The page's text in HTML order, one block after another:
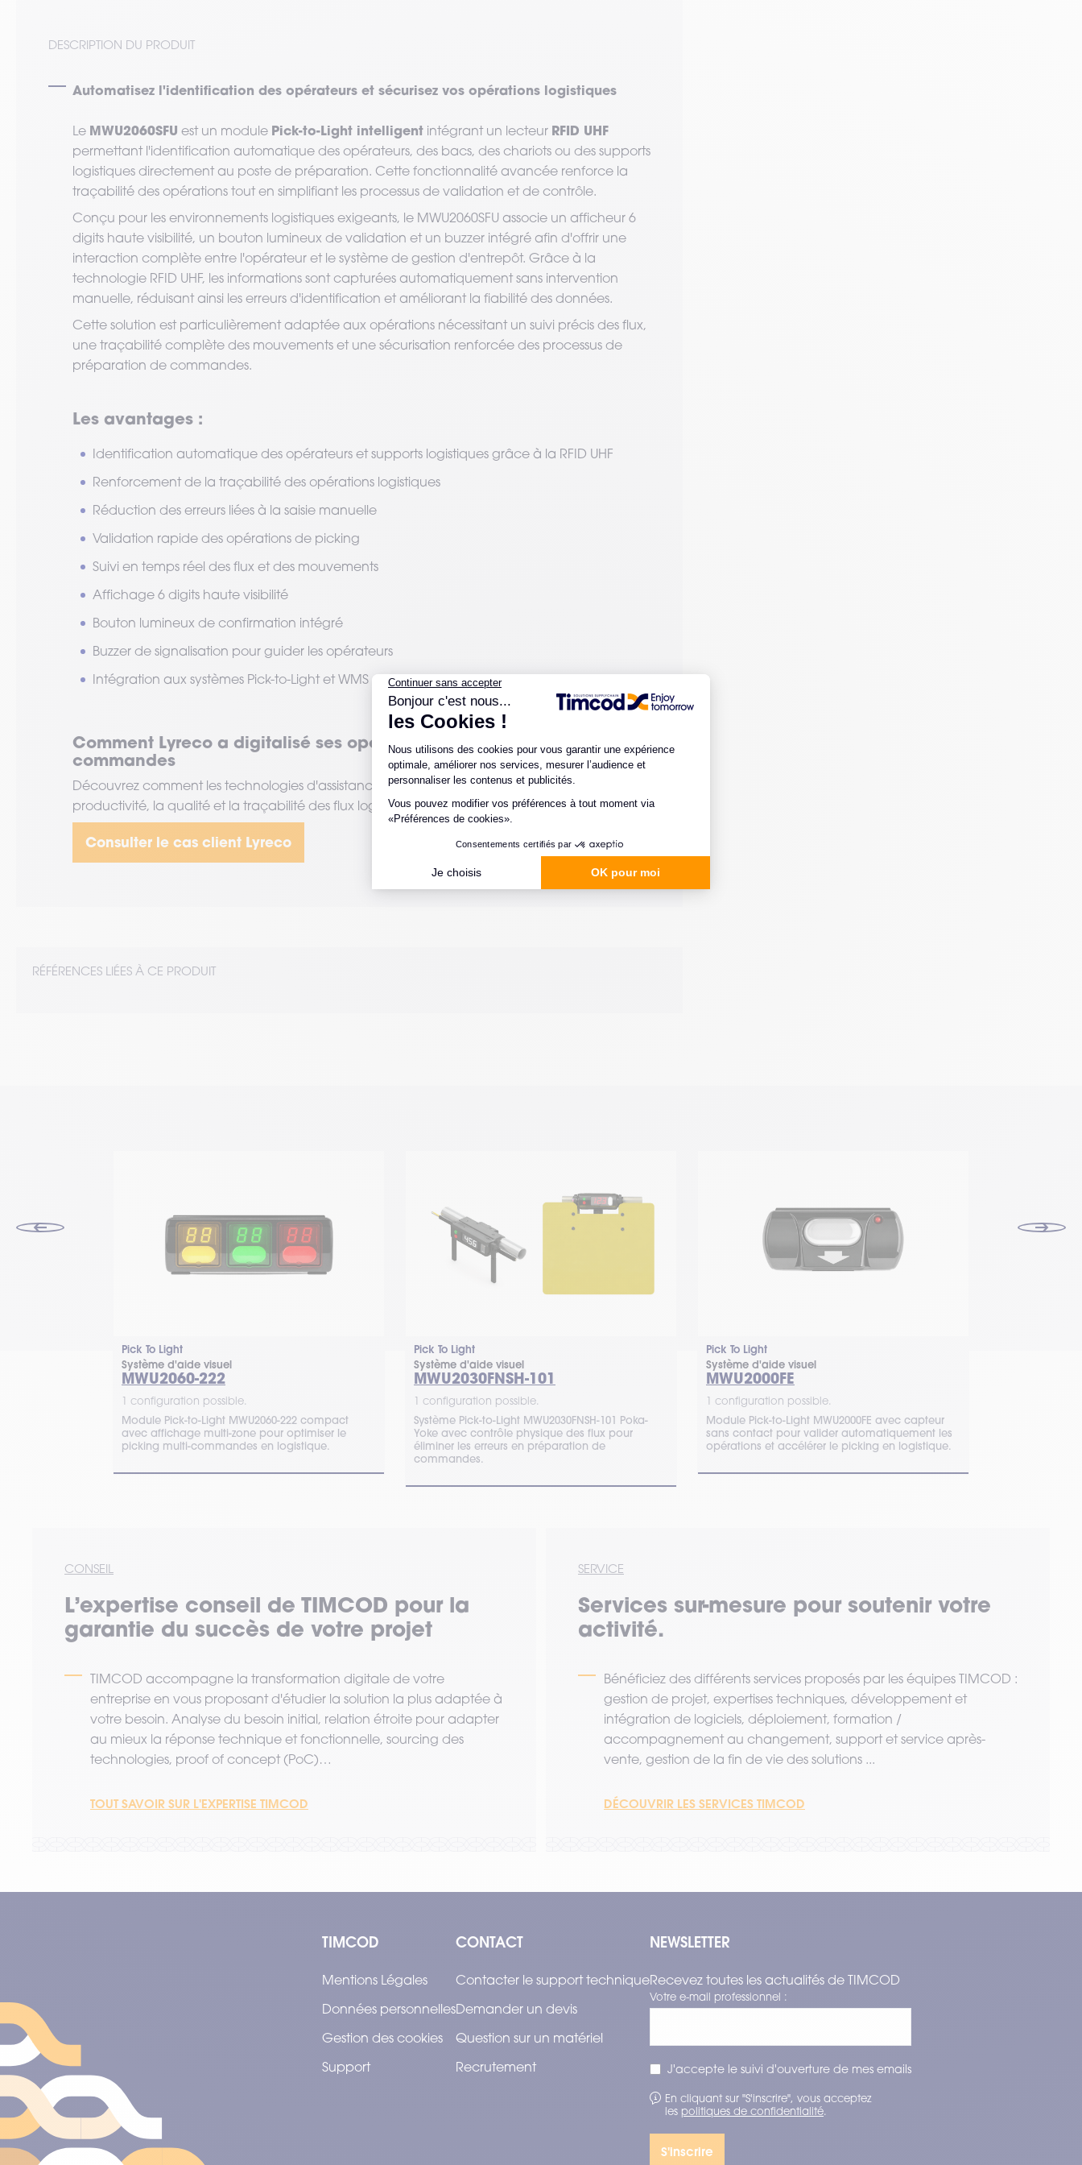
DESCRIPTION DU PRODUIT
Automatisez l'identification des opérateurs et sécurisez vos opérations logistiques
Le MWU2060SFU est un module Pick-to-Light intelligent intégrant un lecteur RFID UHF
permettant l'identification automatique des opérateurs, des bacs, des chariots ou des supports
logistiques directement au poste de préparation. Cette fonctionnalité avancée renforce la
traçabilité des opérations tout en simplifiant les processus de validation et de contrôle.
Conçu pour les environnements logistiques exigeants, le MWU2060SFU associe un afficheur 6
digits haute visibilité, un bouton lumineux de validation et un buzzer intégré afin d'offrir une
interaction complète entre l'opérateur et le système de gestion d'entrepôt. Grâce à la
technologie RFID UHF, les informations sont capturées automatiquement sans intervention
manuelle, réduisant ainsi les erreurs d'identification et améliorant la fiabilité des données.
Cette solution est particulièrement adaptée aux opérations nécessitant un suivi précis des flux,
une traçabilité complète des mouvements et une sécurisation renforcée des processus de
préparation de commandes.
Les avantages :
Identification automatique des opérateurs et supports logistiques grâce à la RFID UHF
Renforcement de la traçabilité des opérations logistiques
Réduction des erreurs liées à la saisie manuelle
Validation rapide des opérations de picking
Suivi en temps réel des flux et des mouvements
Affichage 6 digits haute visibilité
Bouton lumineux de confirmation intégré
Buzzer de signalisation pour guider les opérateurs
Intégration aux systèmes Pick-to-Light et WMS
Comment Lyreco a digitalisé ses opérations de préparation de
commandes
Découvrez comment les technologies d'assistance opérateur permettent d'améliorer la
productivité, la qualité et la traçabilité des flux logistiques.
Consulter le cas client Lyreco
RÉFÉRENCES LIÉES À CE PRODUIT
Pick To Light
Système d'aide visuel
MWU2060-222
1 configuration possible.
Module Pick-to-Light MWU2060-222 compact
avec affichage multi-zone pour optimiser le
picking multi-commandes en logistique.
Pick To Light
Système d'aide visuel
MWU2030FNSH-101
1 configuration possible.
Système Pick-to-Light MWU2030FNSH-101 Poka-
Yoke avec contrôle physique des flux pour
éliminer les erreurs en préparation de
commandes.
Pick To Light
Système d'aide visuel
MWU2000FE
1 configuration possible.
Module Pick-to-Light MWU2000FE avec capteur
sans contact pour valider automatiquement les
opérations et accélérer le picking en logistique.
CONSEIL
L’expertise conseil de TIMCOD pour la
garantie du succès de votre projet
TIMCOD accompagne la transformation digitale de votre
entreprise en vous proposant d'étudier la solution la plus adaptée à
votre besoin. Analyse du besoin initial, relation étroite pour adapter
au mieux la réponse technique et fonctionnelle, sourcing des
technologies, proof of concept (PoC)…
TOUT SAVOIR SUR L'EXPERTISE TIMCOD
SERVICE
Services sur-mesure pour soutenir votre
activité.
Bénéficiez des différents services proposés par les équipes TIMCOD :
gestion de projet, expertises techniques, développement et
intégration de logiciels, déploiement, formation /
accompagnement au changement, support et service après-
vente, gestion de la fin de vie des solutions ...
DÉCOUVRIR LES SERVICES TIMCOD
TIMCOD
Mentions Légales
Données personnelles
Gestion des cookies
Support
CONTACT
Contacter le support technique
Demander un devis
Question sur un matériel
Recrutement
NEWSLETTER
Recevez toutes les actualités de TIMCOD
Votre e-mail professionnel :
J'accepte le suivi d'ouverture de mes emails
En cliquant sur "S'inscrire", vous acceptez
les politiques de confidentialité.